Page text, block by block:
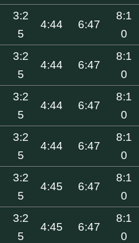
3:2
5
4:44 6:47
8:1
0
3:2
5
4:44 6:47
8:1
0
3:2
5
4:44 6:47
8:1
0
3:2
5
4:44 6:47
8:1
0
3:2
5
4:45 6:47
8:1
0
3:2
5
4:45 6:47
8:1
0